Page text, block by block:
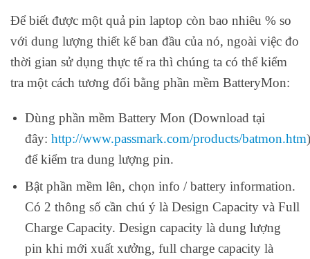
Để biết được một quả pin laptop còn bao nhiêu % so
với dung lượng thiết kế ban đầu của nó, ngoài việc đo
thời gian sử dụng thực tế ra thì chúng ta có thể kiểm
tra một cách tương đối bằng phần mềm BatteryMon:
Dùng phần mềm Battery Mon (Download tại
đây: http://www.passmark.com/products/batmon.htm)
để kiểm tra dung lượng pin.
Bật phần mềm lên, chọn info / battery information.
Có 2 thông số cần chú ý là Design Capacity và Full
Charge Capacity. Design capacity là dung lượng
pin khi mới xuất xưởng, full charge capacity là